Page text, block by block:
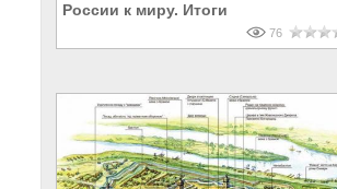
России к миру. Итоги
76